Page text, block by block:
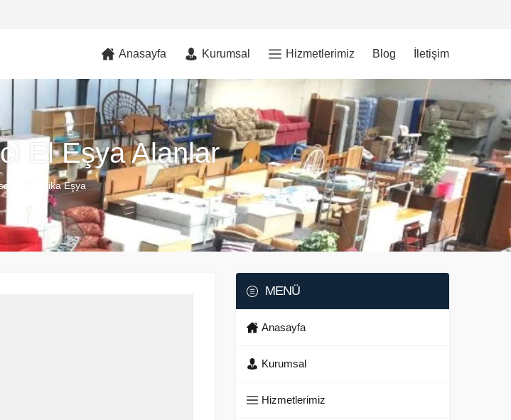
Anasayfa Kurumsal Hizmetlerimiz Blog İletişim
El Eşya Alanlar
Antika Eşya
MENÜ
Anasayfa
Kurumsal
Hizmetlerimiz